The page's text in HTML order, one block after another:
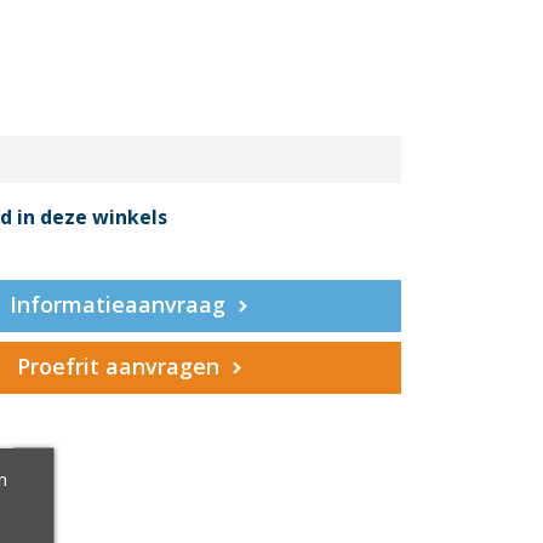
in deze winkels
Informatieaanvraag
Proefrit aanvragen